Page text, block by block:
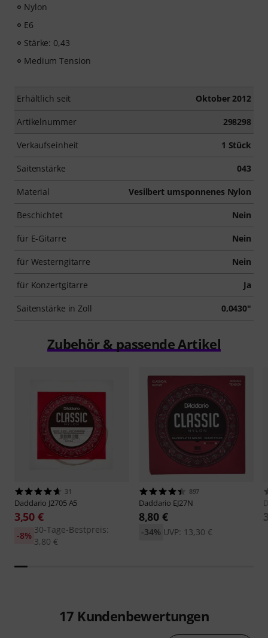
Nylon
E6
Stärke: 0,43
Medium Tension
Erhältlich seit Oktober 2012
Artikelnummer 298298
Verkaufseinheit 1 Stück
Saitenstärke 043
Material Vesilbert umsponnenes Nylon
Beschichtet Nein
für E-Gitarre Nein
für Westerngitarre Nein
für Konzertgitarre Ja
Saitenstärke in Zoll 0,0430"
Zubehör & passende Artikel
31
Daddario J2705 A5
3,50 €
30-Tage-Bestpreis:
3,80 €
-8%
897
Daddario EJ27N
8,80 €
UVP: 13,30 €
-34%
17 Kundenbewertungen